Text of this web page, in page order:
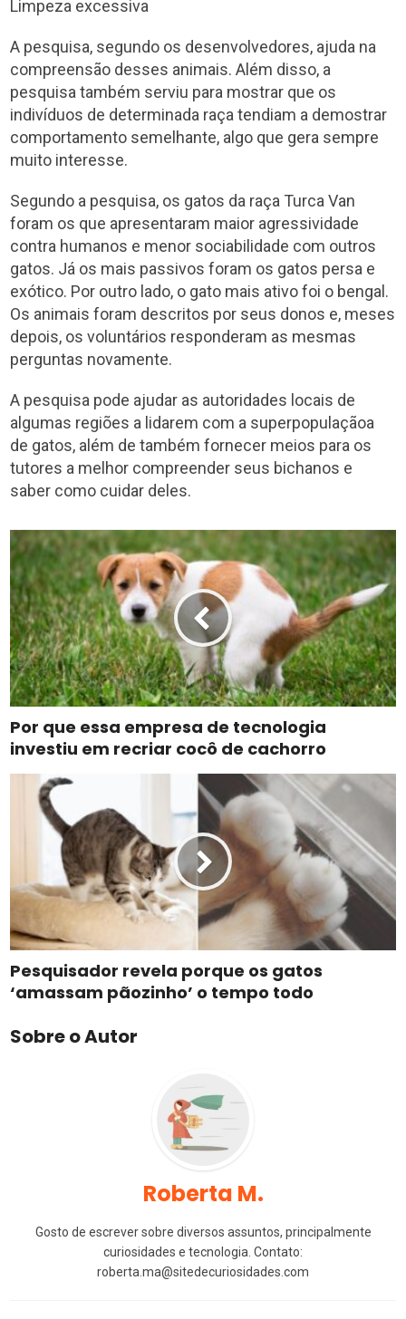
Limpeza excessiva
A pesquisa, segundo os desenvolvedores, ajuda na
compreensão desses animais. Além disso, a
pesquisa também serviu para mostrar que os
indivíduos de determinada raça tendiam a demostrar
comportamento semelhante, algo que gera sempre
muito interesse.
Segundo a pesquisa, os gatos da raça Turca Van
foram os que apresentaram maior agressividade
contra humanos e menor sociabilidade com outros
gatos. Já os mais passivos foram os gatos persa e
exótico. Por outro lado, o gato mais ativo foi o bengal.
Os animais foram descritos por seus donos e, meses
depois, os voluntários responderam as mesmas
perguntas novamente.
A pesquisa pode ajudar as autoridades locais de
algumas regiões a lidarem com a superpopulaçãoa
de gatos, além de também fornecer meios para os
tutores a melhor compreender seus bichanos e
saber como cuidar deles.
Por que essa empresa de tecnologia
investiu em recriar cocô de cachorro
Pesquisador revela porque os gatos
‘amassam pãozinho’ o tempo todo
Sobre o Autor
Roberta M.
Gosto de escrever sobre diversos assuntos, principalmente
curiosidades e tecnologia. Contato:
roberta.ma@sitedecuriosidades.com